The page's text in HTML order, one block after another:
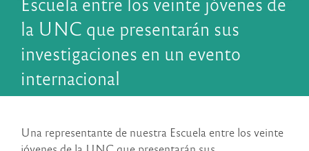
la UNC que presentarán sus
investigaciones en un evento
internacional
Una representante de nuestra Escuela entre los veinte